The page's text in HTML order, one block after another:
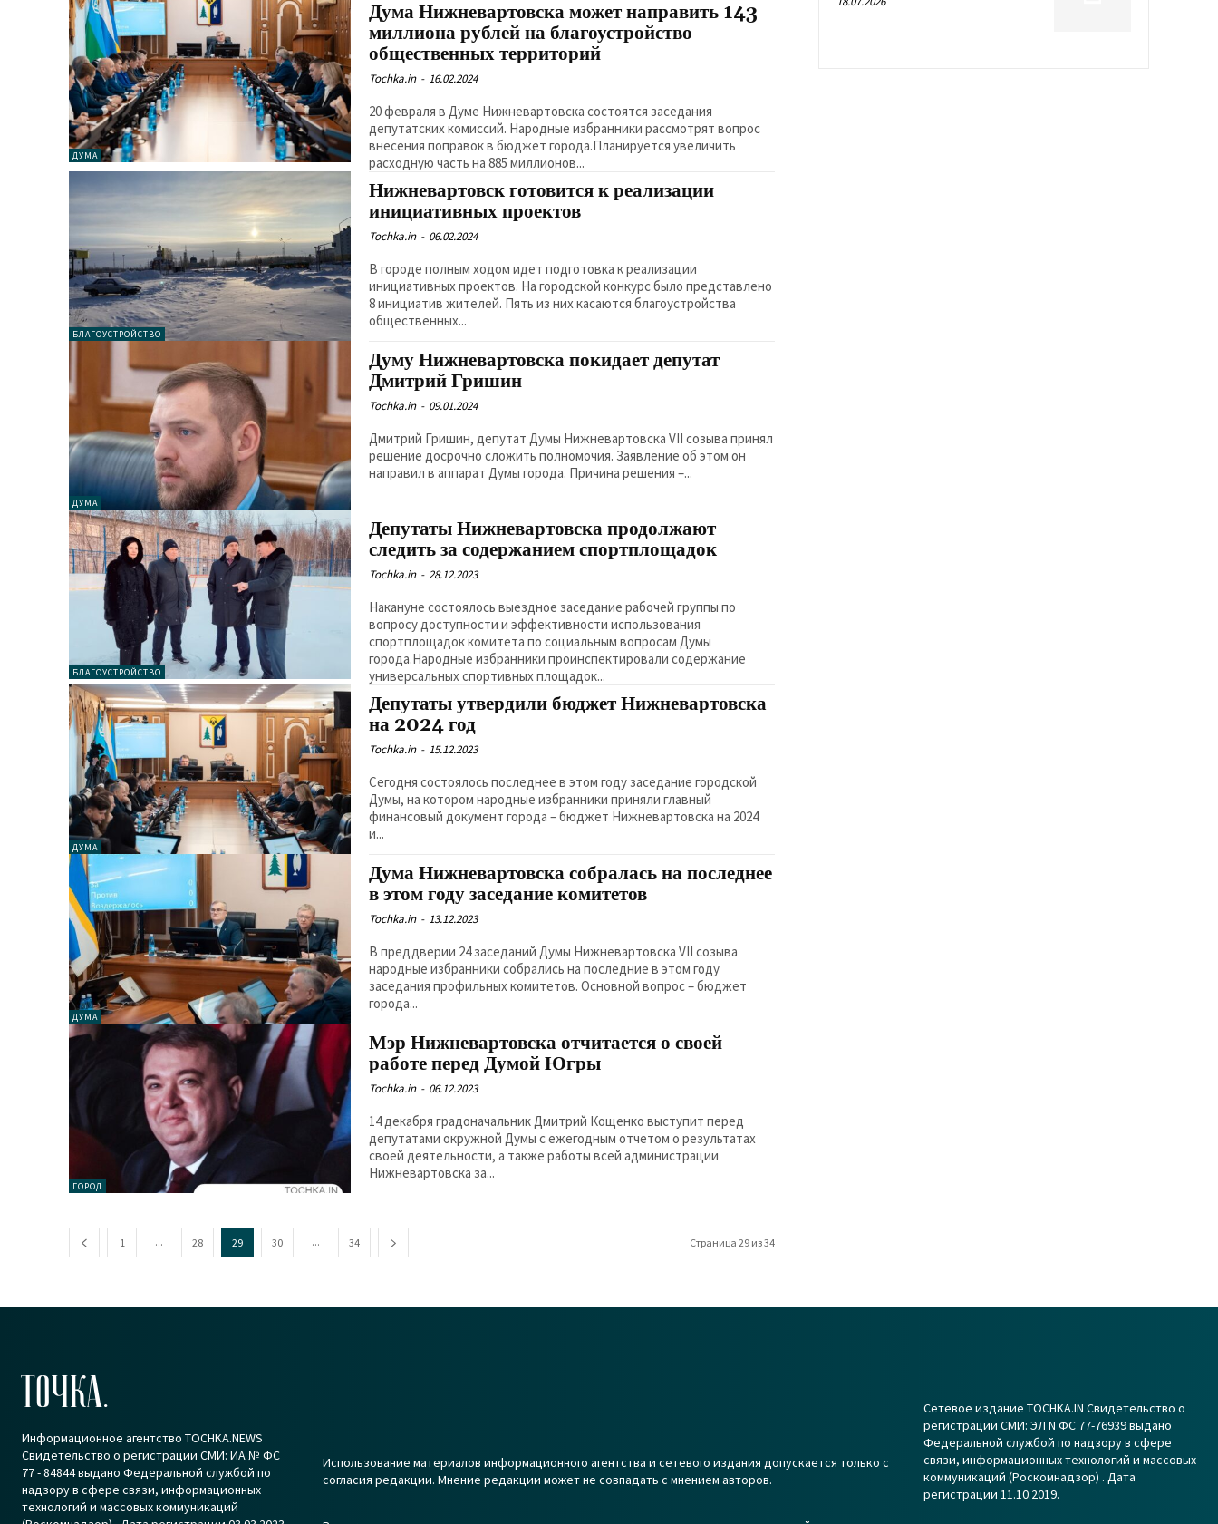
ДУМА
Дума Нижневартовска может направить 143
миллиона рублей на благоустройство
общественных территорий
Tochka.in - 16.02.2024
20 февраля в Думе Нижневартовска состоятся заседания
депутатских комиссий. Народные избранники рассмотрят вопрос
внесения поправок в бюджет города.Планируется увеличить
расходную часть на 885 миллионов...
БЛАГОУСТРОЙСТВО
Нижневартовск готовится к реализации
инициативных проектов
Tochka.in - 06.02.2024
В городе полным ходом идет подготовка к реализации
инициативных проектов. На городской конкурс было представлено
8 инициатив жителей. Пять из них касаются благоустройства
общественных...
ДУМА
Думу Нижневартовска покидает депутат
Дмитрий Гришин
Tochka.in - 09.01.2024
Дмитрий Гришин, депутат Думы Нижневартовска VII созыва принял
решение досрочно сложить полномочия. Заявление об этом он
направил в аппарат Думы города. Причина решения –...
БЛАГОУСТРОЙСТВО
Депутаты Нижневартовска продолжают
следить за содержанием спортплощадок
Tochka.in - 28.12.2023
Накануне состоялось выездное заседание рабочей группы по
вопросу доступности и эффективности использования
спортплощадок комитета по социальным вопросам Думы
города.Народные избранники проинспектировали содержание
универсальных спортивных площадок...
ДУМА
Депутаты утвердили бюджет Нижневартовска
на 2024 год
Tochka.in - 15.12.2023
Сегодня состоялось последнее в этом году заседание городской
Думы, на котором народные избранники приняли главный
финансовый документ города – бюджет Нижневартовска на 2024
и...
ДУМА
Дума Нижневартовска собралась на последнее
в этом году заседание комитетов
Tochka.in - 13.12.2023
В преддверии 24 заседаний Думы Нижневартовска VII созыва
народные избранники собрались на последние в этом году
заседания профильных комитетов. Основной вопрос – бюджет
города...
ГОРОД
Мэр Нижневартовска отчитается о своей
работе перед Думой Югры
Tochka.in - 06.12.2023
14 декабря градоначальник Дмитрий Кощенко выступит перед
депутатами окружной Думы с ежегодным отчетом о результатах
своей деятельности, а также работы всей администрации
Нижневартовска за...
1 ... 28 29 30 ... 34 Страница 29 из 34
ТОЧКА.
Информационное агентство TOCHKA.NEWS
Свидетельство о регистрации СМИ: ИА № ФС
77 - 84844 выдано Федеральной службой по
надзору в сфере связи, информационных
технологий и массовых коммуникаций
Использование материалов информационного агентства и сетевого издания допускается только с
согласия редакции. Мнение редакции может не совпадать с мнением авторов.
Сетевое издание TOCHKA.IN Свидетельство о
регистрации СМИ: ЭЛ N ФС 77-76939 выдано
Федеральной службой по надзору в сфере
связи, информационных технологий и массовых
коммуникаций (Роскомнадзор) . Дата
регистрации 11.10.2019.